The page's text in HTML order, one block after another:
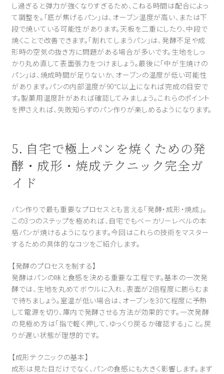
し過ぎると弾力が強くなりすぎるため、こねる時間は配合によっ
て調整を。「底が焦げるパン」は、オーブン温度が高い、または下
段で焼いている可能性があります。天板を二重にしたり、中段で
焼くことで改善できます。「割れてしまうパン」は、発酵不足や成
形時の空気の抜き方に問題がある場合が多いです。生地をしっ
かり丸め直して表面張力をつけましょう。最後に「中が生焼けの
パン」は、焼成時間が足りないか、オーブンの温度が低い可能性
があります。パンの内部温度が90℃以上になれば完成の目安で
す。製菓用温度計があれば確認してみましょう。これらのポイント
を押さえれば、失敗知らずのパン作りが楽しめるようになります。
5. 自宅で極上パンを焼くための発
酵・成形・焼成テクニック完全ガ
イド
パン作りで最も重要なプロセスとも言える「発酵・成形・焼成」。
この3つのステップを極めれば、自宅でもベーカリーレベルの本
格パンが焼けるようになります。今回はこれらの技術をマスター
するための具体的なコツをご紹介します。
【発酵のプロセスを制する】
発酵はパンの味と食感を決める重要な工程です。基本の一次発
酵では、生地を丸めてボウルに入れ、表面が2倍程度に膨らむま
で待ちましょう。室温が低い場合は、オーブンを30℃程度に予熱
して電源を切り、庫内で発酵させる方法が効果的です。一次発酵
の見極め方は「指で軽く押して、ゆっくり戻るか確認する」こと。戻
りが遅い状態が理想的です。
【成形テクニックの基本】
成形は見た目だけでなく、パンの食感にも大きく影響します。まず